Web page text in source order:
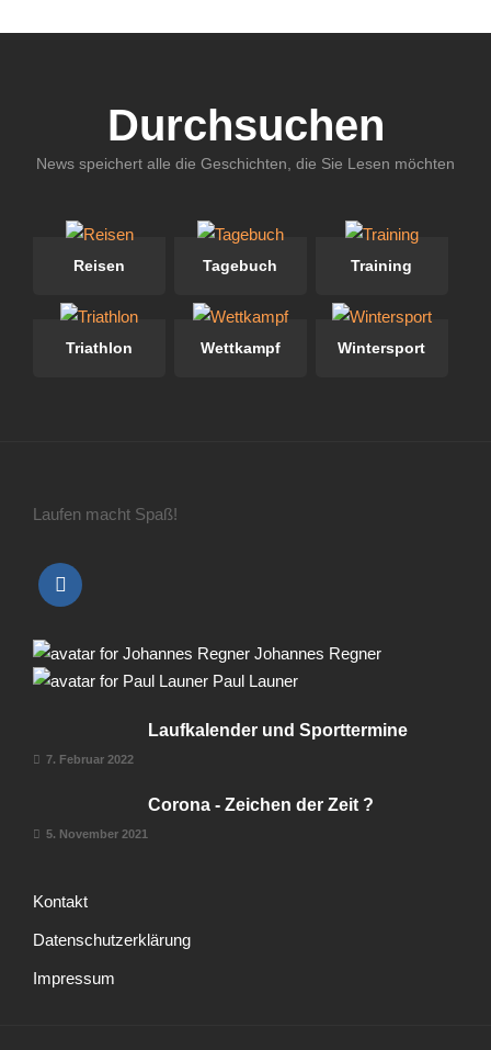
Durchsuchen
News speichert alle die Geschichten, die Sie Lesen möchten
Reisen Tagebuch Training
Triathlon Wettkampf Wintersport
Laufen macht Spaß!
Johannes Regner
Paul Launer
Laufkalender und Sporttermine
7. Februar 2022
Corona - Zeichen der Zeit ?
5. November 2021
Kontakt
Datenschutzerklärung
Impressum